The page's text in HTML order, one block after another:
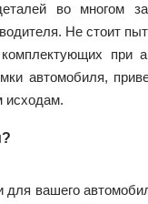
во многом
Не стоит
при
автомобиля,
исходам.
вашего